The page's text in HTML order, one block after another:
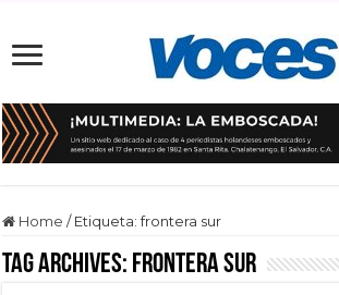
Home / Etiqueta:frontera sur
Tag Archives: frontera sur